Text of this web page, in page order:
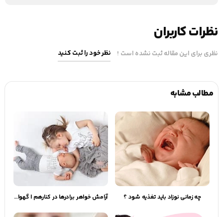
نظرات کاربران
نظری برای این مقاله ثبت نشده است ! نظر خود را ثبت کنید
مطالب مشابه
چه زمانی نوزاد باید تغذیه شود ؟ آرامش خواهر برادرها در کنارهم | گهوارک